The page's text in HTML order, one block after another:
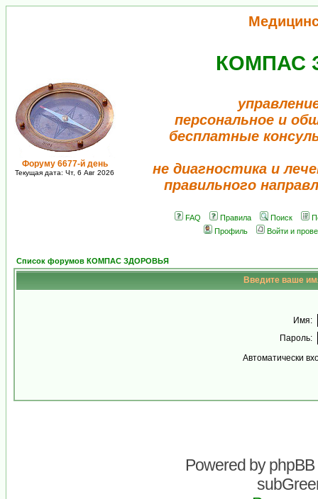
Форуму 6677-й день
Текущая дата: Чт, 6 Авг 2026
КОМПАС
персональное и
бесплатные
не диагностика и
правильного
FAQ Правила Поиск
Профиль
Войти и
Список форумов КОМПАС ЗДОРОВЬЯ
Введите ваше
Имя:
Пароль:
Автоматически
Powered byphpBB